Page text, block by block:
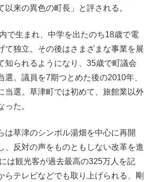
以来の異色の町長」と評される。
で生まれ、中学を出たのち18歳で電
て独立。その後はさまざまな事業を展
知られるようになり、35歳で町議会
選。議員を7期つとめた後の2010年、
当選。草津町では初めて、旅館業以外
った。
草津のシンボル湯畑を中心に再開
、反対の声をものともしない改革を進
は観光客が過去最高の325万人を記
らテレビなどでも取り上げられる、剛